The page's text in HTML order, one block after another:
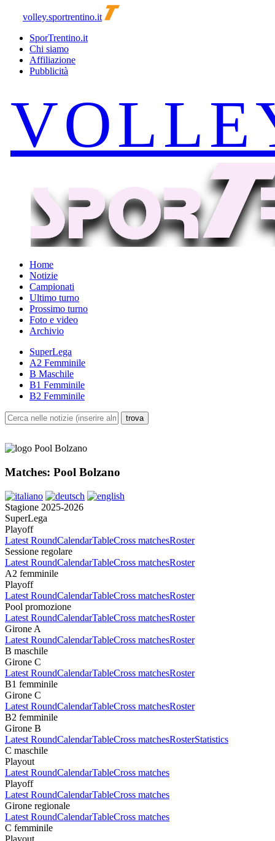
volley.sportrentino.it
SporTrentino.it
Chi siamo
Affiliazione
Pubblicità
Home
Notizie
Campionati
Ultimo turno
Prossimo turno
Foto e video
Archivio
SuperLega
A2 Femminile
B Maschile
B1 Femminile
B2 Femminile
Matches: Pool Bolzano
Stagione 2025-2026
SuperLega
Playoff
Latest RoundCalendarTableCross matchesRoster
Sessione regolare
Latest RoundCalendarTableCross matchesRoster
A2 femminile
Playoff
Latest RoundCalendarTableCross matchesRoster
Pool promozione
Latest RoundCalendarTableCross matchesRoster
Girone A
Latest RoundCalendarTableCross matchesRoster
B maschile
Girone C
Latest RoundCalendarTableCross matchesRoster
B1 femminile
Girone C
Latest RoundCalendarTableCross matchesRoster
B2 femminile
Girone B
Latest RoundCalendarTableCross matchesRosterStatistics
C maschile
Playout
Latest RoundCalendarTableCross matches
Playoff
Latest RoundCalendarTableCross matches
Girone regionale
Latest RoundCalendarTableCross matches
C femminile
Playout